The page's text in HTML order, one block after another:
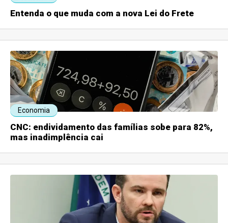
Entenda o que muda com a nova Lei do Frete
Economia
CNC: endividamento das famílias sobe para 82%,
mas inadimplência cai